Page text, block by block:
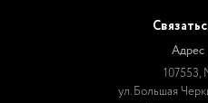
Адрес
107553,
ул. Большая